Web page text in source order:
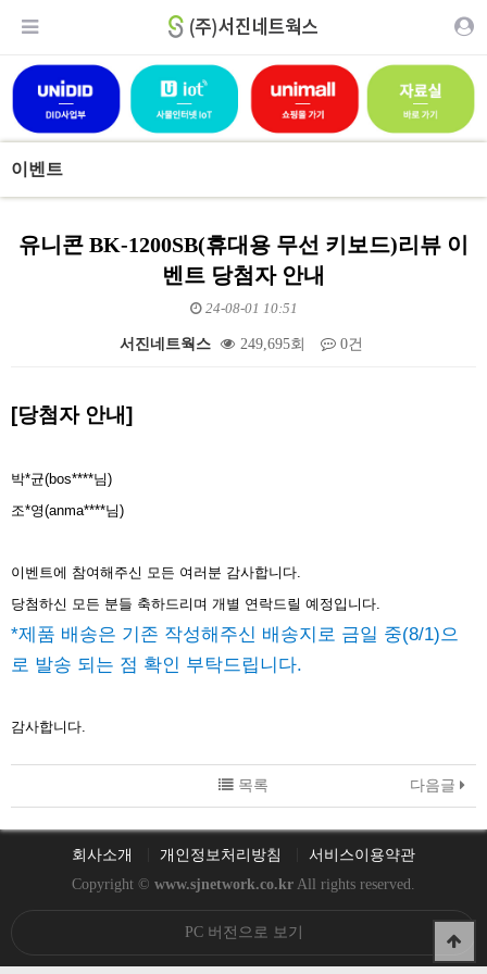
이벤트
유니콘 BK-1200SB(휴대용 무선 키보드)리뷰 이
벤트 당첨자 안내
24-08-01 10:51
서진네트웍스 249,695회 0건
[당첨자 안내]
박*균(bos****님)
조*영(anma****님)
이벤트에 참여해주신 모든 여러분 감사합니다.
당첨하신 모든 분들 축하드리며 개별 연락드릴 예정입니다.
*제품 배송은 기존 작성해주신 배송지로 금일 중(8/1)으
로 발송 되는 점 확인 부탁드립니다.
감사합니다.
다음글
목록
회사소개 개인정보처리방침
서비스이용약관
Copyright © www.sjnetwork.co.kr All rights reserved.
PC 버전으로 보기